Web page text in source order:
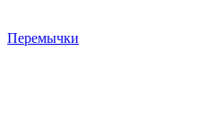
Перемычки